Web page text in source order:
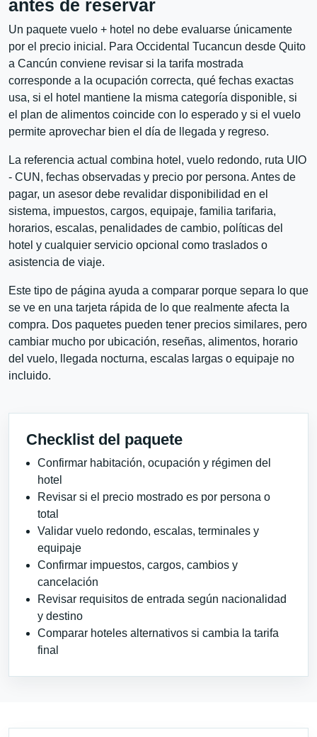
antes de reservar
Un paquete vuelo + hotel no debe evaluarse únicamente
por el precio inicial. Para Occidental Tucancun desde Quito
a Cancún conviene revisar si la tarifa mostrada
corresponde a la ocupación correcta, qué fechas exactas
usa, si el hotel mantiene la misma categoría disponible, si
el plan de alimentos coincide con lo esperado y si el vuelo
permite aprovechar bien el día de llegada y regreso.
La referencia actual combina hotel, vuelo redondo, ruta UIO
- CUN, fechas observadas y precio por persona. Antes de
pagar, un asesor debe revalidar disponibilidad en el
sistema, impuestos, cargos, equipaje, familia tarifaria,
horarios, escalas, penalidades de cambio, políticas del
hotel y cualquier servicio opcional como traslados o
asistencia de viaje.
Este tipo de página ayuda a comparar porque separa lo que
se ve en una tarjeta rápida de lo que realmente afecta la
compra. Dos paquetes pueden tener precios similares, pero
cambiar mucho por ubicación, reseñas, alimentos, horario
del vuelo, llegada nocturna, escalas largas o equipaje no
incluido.
Checklist del paquete
Confirmar habitación, ocupación y régimen del
hotel
Revisar si el precio mostrado es por persona o
total
Validar vuelo redondo, escalas, terminales y
equipaje
Confirmar impuestos, cargos, cambios y
cancelación
Revisar requisitos de entrada según nacionalidad
y destino
Comparar hoteles alternativos si cambia la tarifa
final